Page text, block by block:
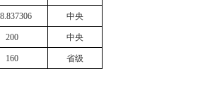
中央
200 中央
160 省级